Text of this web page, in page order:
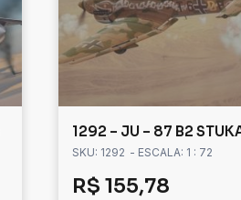
1292 – JU – 87 B2
SKU: 1292 - ESCALA: 1 : 72
R$ 155,78